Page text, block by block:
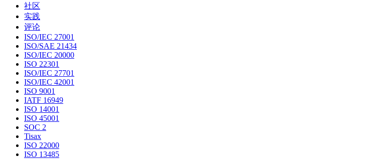
社区
实践
评论
ISO/IEC 27001
ISO/SAE 21434
ISO/IEC 20000
ISO 22301
ISO/IEC 27701
ISO/IEC 42001
ISO 9001
IATF 16949
ISO 14001
ISO 45001
SOC 2
Tisax
ISO 22000
ISO 13485